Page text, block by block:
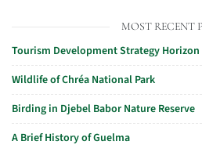
MOST RECENT
Tourism Development Strategy Horizon
Wildlife of Chréa National Park
Birding in Djebel Babor Nature Reserve
A Brief History of Guelma